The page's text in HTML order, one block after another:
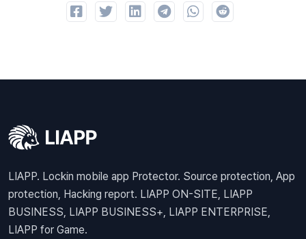
LIAPP. Lockin mobile app Protector. Source protection, App
protection, Hacking report. LIAPP ON-SITE, LIAPP
BUSINESS, LIAPP BUSINESS+, LIAPP ENTERPRISE,
LIAPP for Game.